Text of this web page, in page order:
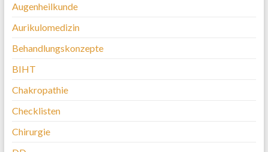
Augenheilkunde
Aurikulomedizin
Behandlungskonzepte
BIHT
Chakropathie
Checklisten
Chirurgie